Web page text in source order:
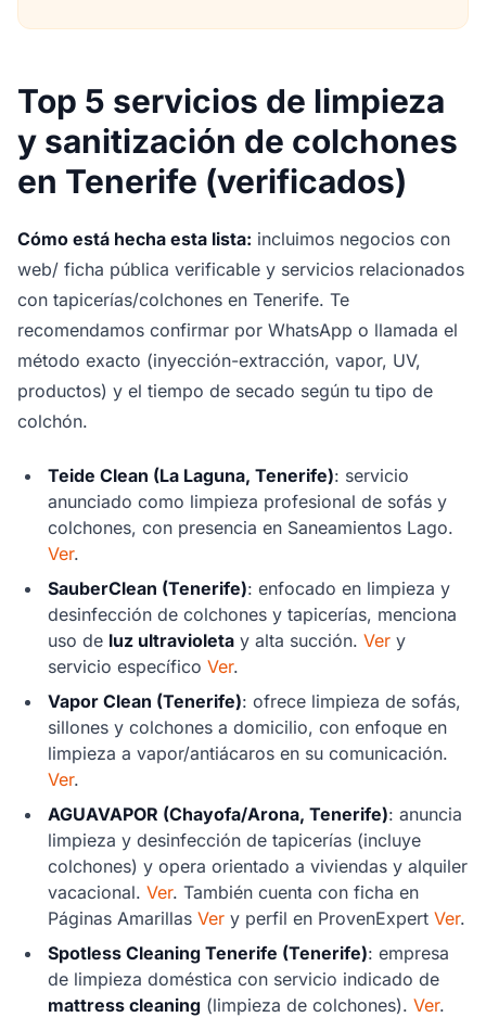
Top 5 servicios de limpieza
y sanitización de colchones
en Tenerife (verificados)
Cómo está hecha esta lista: incluimos negocios con
web/ ficha pública verificable y servicios relacionados
con tapicerías/colchones en Tenerife. Te
recomendamos confirmar por WhatsApp o llamada el
método exacto (inyección-extracción, vapor, UV,
productos) y el tiempo de secado según tu tipo de
colchón.
Teide Clean (La Laguna, Tenerife): servicio
anunciado como limpieza profesional de sofás y
colchones, con presencia en Saneamientos Lago.
Ver.
SauberClean (Tenerife): enfocado en limpieza y
desinfección de colchones y tapicerías, menciona
uso de luz ultravioleta y alta succión. Ver y
servicio específico Ver.
Vapor Clean (Tenerife): ofrece limpieza de sofás,
sillones y colchones a domicilio, con enfoque en
limpieza a vapor/antiácaros en su comunicación.
Ver.
AGUAVAPOR (Chayofa/Arona, Tenerife): anuncia
limpieza y desinfección de tapicerías (incluye
colchones) y opera orientado a viviendas y alquiler
vacacional. Ver. También cuenta con ficha en
Páginas Amarillas Ver y perfil en ProvenExpert Ver.
Spotless Cleaning Tenerife (Tenerife): empresa
de limpieza doméstica con servicio indicado de
mattress cleaning (limpieza de colchones). Ver.